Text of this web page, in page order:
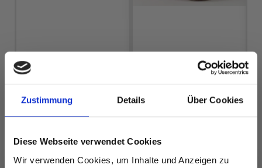
Zustimmung Details Über Cookies
Diese Webseite verwendet Cookies
Wir verwenden Cookies, um Inhalte und Anzeigen zu
LINDEHOBBY
DROPS FLORA
EUR 2.25